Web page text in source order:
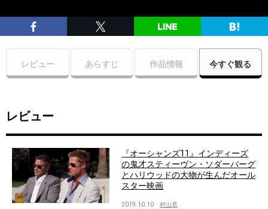
レビュー あらすじ 作品情報 今すぐ観る
レビュー
『オーシャンズ11』インディーズ
の鬼才スティーヴン・ソダーバーグ
とハリウッドの大物が生んだオール
スター映画
2019.10.10 村山章